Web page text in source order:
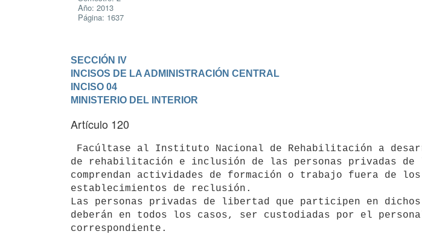
Año: 2013
Página: 1637
SECCIÓN IV
INCISOS DE LA ADMINISTRACIÓN CENTRAL
INCISO 04
MINISTERIO DEL INTERIOR
Artículo 120
de rehabilitación e inclusión de las personas privadas
comprendan actividades de formación o trabajo fuera de los
establecimientos de reclusión.
Las personas privadas de libertad que participen en dichos
deberán en todos los casos, ser custodiadas por el
correspondiente.